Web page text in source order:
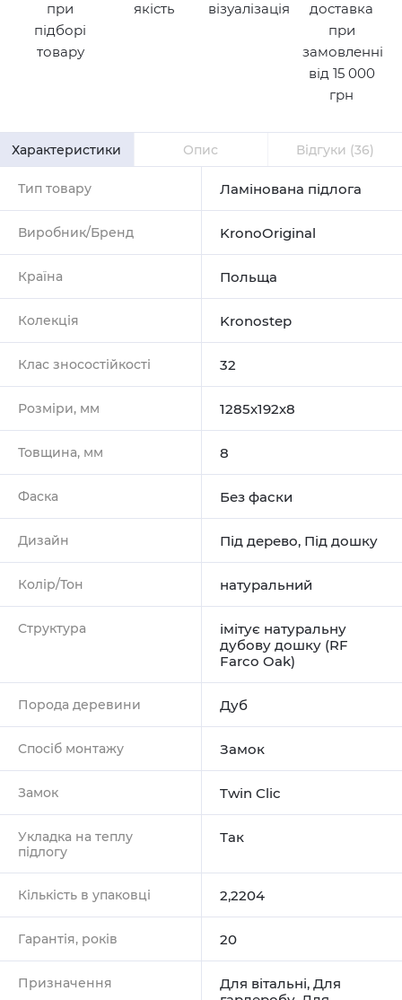
при
підборі
товару
якість
візуалізація
доставка
при
замовленні
від 15 000
грн
Характеристики Опис Відгуки (36)
Тип товару Ламінована підлога
Виробник/Бренд KronoOriginal
Країна Польща
Колекція Kronostep
Клас зносостійкості 32
Розміри, мм 1285х192х8
Товщина, мм 8
Фаска Без фаски
Дизайн Під дерево, Під дошку
Колір/Тон натуральний
Структура
імітує натуральну
дубову дошку (RF
Farco Oak)
Порода деревини Дуб
Спосіб монтажу Замок
Замок Twin Clic
Укладка на теплу
підлогу
Так
Кількість в упаковці 2,2204
Гарантія, років 20
Призначення Для вітальні, Для